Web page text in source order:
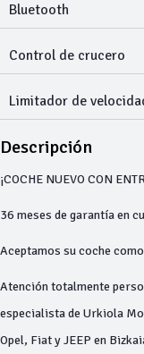
Bluetooth
Control de crucero
Limitador de
Descripción
¡COCHE NUEVO CON
36 meses de garantía en
Aceptamos su coche
Atención totalmente
especialista de Urkiola
Opel, Fiat y JEEP en